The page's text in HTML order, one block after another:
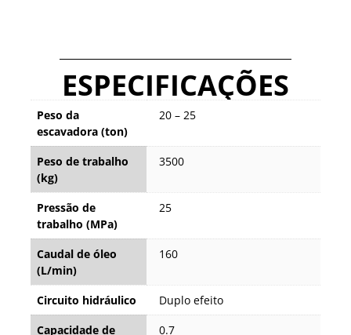
ESPECIFICAÇÕES
Peso da
escavadora (ton)
20 – 25
Peso de trabalho
(kg)
3500
Pressão de
trabalho (MPa)
25
Caudal de óleo
(L/min)
160
Circuito hidráulico
Duplo efeito
Capacidade de
0.7